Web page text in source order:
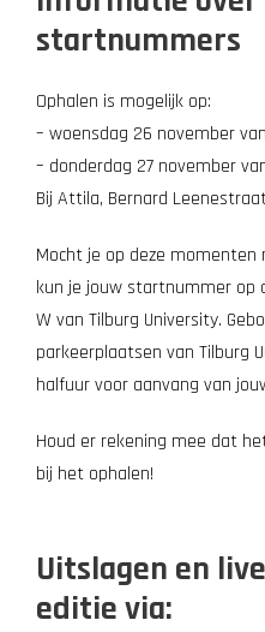
startnummers
Ophalen is mogelijk op:
– woensdag 26 november
– donderdag 27 november
Bij Attila, Bernard
Mocht je op deze momenten
kun je jouw startnummer op
W van Tilburg University.
parkeerplaatsen van Tilburg
halfuur voor aanvang van
Houd er rekening mee dat
bij het ophalen!
Uitslagen en
editie via: